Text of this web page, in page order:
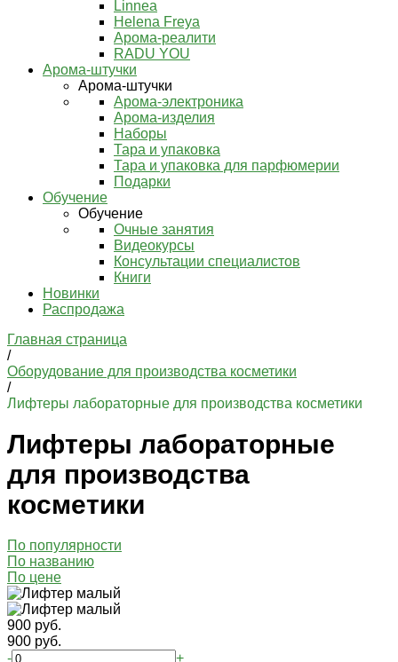
Linnea
Helena Freya
Арома-реалити
RADU YOU
Арома-штучки
Арома-штучки
Арома-электроника
Арома-изделия
Наборы
Тара и упаковка
Тара и упаковка для парфюмерии
Подарки
Обучение
Обучение
Очные занятия
Видеокурсы
Консультации специалистов
Книги
Новинки
Распродажа
Главная страница
/
Оборудование для производства косметики
/
Лифтеры лабораторные для производства косметики
Лифтеры лабораторные
для производства
косметики
По популярности
По названию
По цене
900 руб.
900 руб.
-
+